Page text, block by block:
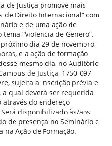
de Justiça promove mais
de Direito Internacional” com
e de uma ação de
“Violência de Género”.
dia 29 de novembro,
e a ação de formação
mesmo dia, no Auditório
de Justiça, 1750-097
sujeita a inscrição prévia e
qual deverá ser requerida
através do endereço
disponibilizado às/aos
de presença no Seminário e
na Ação de Formação.